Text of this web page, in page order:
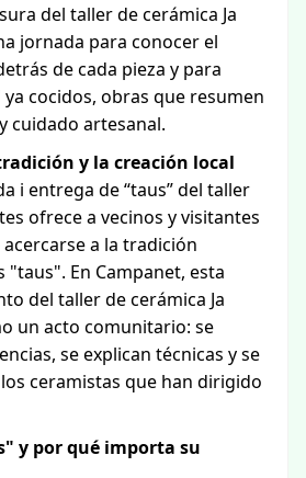
del taller de cerámica Ja
jornada para conocer el
de cada pieza y para
cocidos, obras que resumen
cuidado artesanal.
y la creación local
i entrega de “taus” del taller
ofrece a vecinos y visitantes
a la tradición
En Campanet, esta
del taller de cerámica Ja
un acto comunitario: se
se explican técnicas y se
ceramistas que han dirigido
y por qué importa su